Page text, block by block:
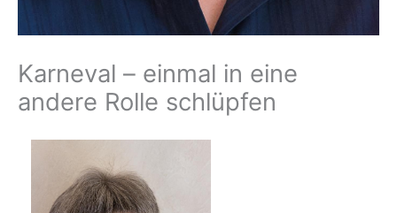
Karneval – einmal in eine
andere Rolle schlüpfen